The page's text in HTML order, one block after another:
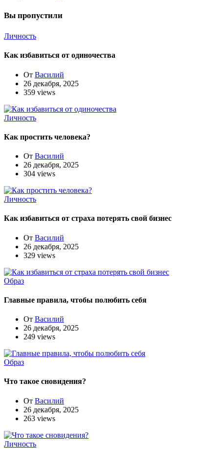
Вы пропустили
Личность
Как избавиться от одиночества
От Василий
26 декабря, 2025
359 views
Личность
Как простить человека?
От Василий
26 декабря, 2025
304 views
Личность
Как избавиться от страха потерять свой бизнес
От Василий
26 декабря, 2025
329 views
Образ
Главные правила, чтобы полюбить себя
От Василий
26 декабря, 2025
249 views
Образ
Что такое сновидения?
От Василий
26 декабря, 2025
263 views
Личность